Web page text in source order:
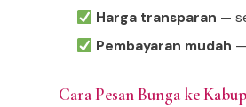
Harga transparan —
Pembayaran mudah
Cara Pesan Bunga ke